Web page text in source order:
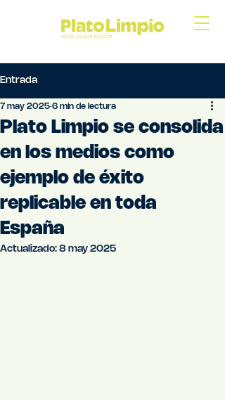
Entrada
Plato Limpio se consolida
en los medios como
ejemplo de éxito
replicable en toda
España
7 may 2025 6 min de lectura
Actualizado: 8 may 2025